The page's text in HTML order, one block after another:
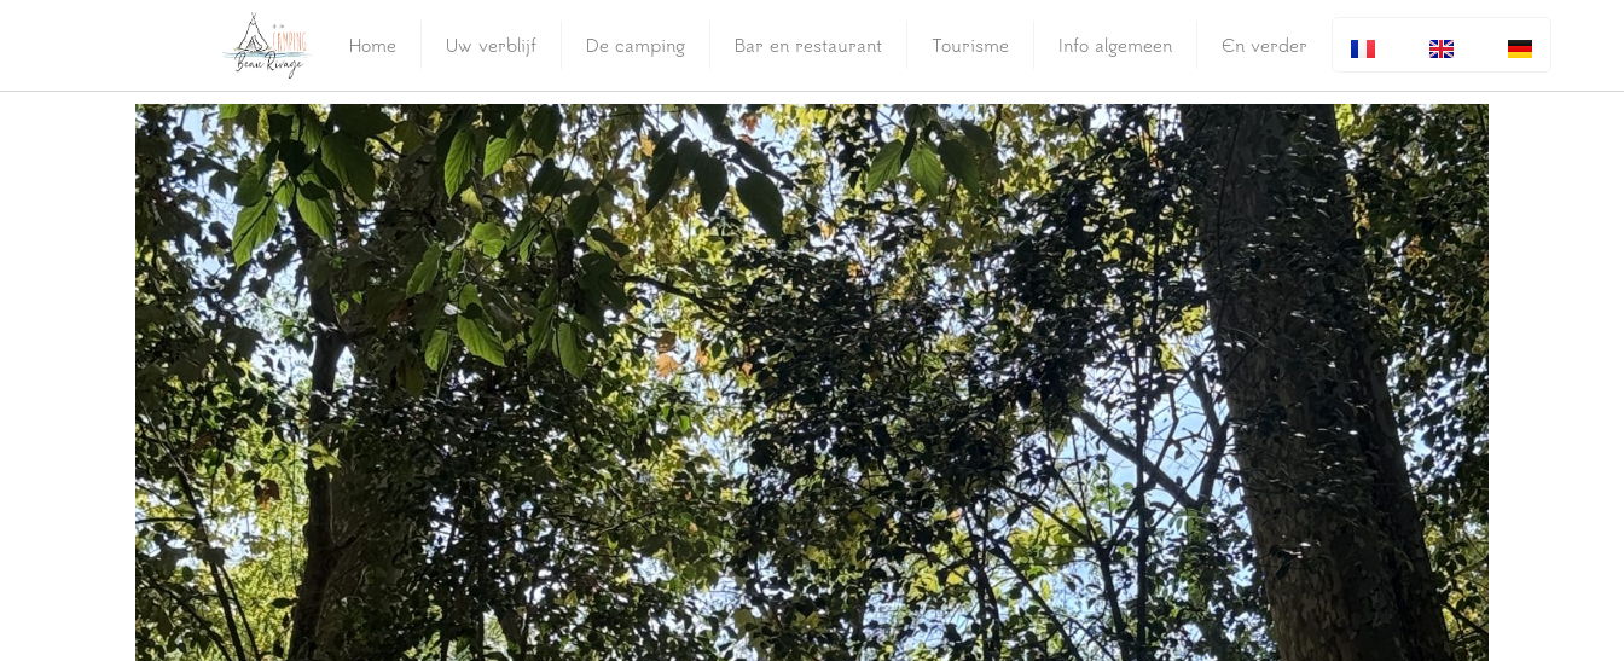
Home Uw verblijf De camping Bar en restaurant Tourisme Info algemeen En verder